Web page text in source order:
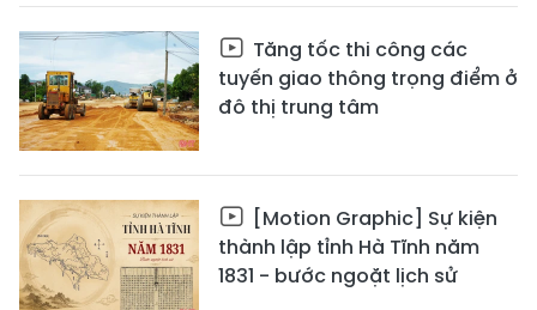
Tăng tốc thi công các
tuyến giao thông trọng điểm ở
đô thị trung tâm
[Motion Graphic] Sự kiện
thành lập tỉnh Hà Tĩnh năm
1831 - bước ngoặt lịch sử